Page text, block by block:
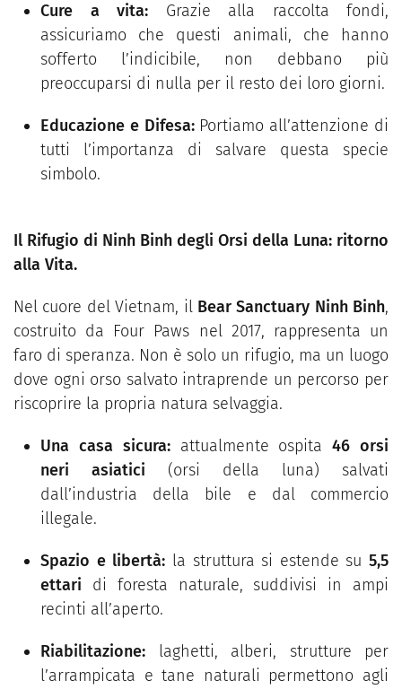
Cure a vita: Grazie alla raccolta fondi,
assicuriamo che questi animali, che hanno
sofferto l’indicibile, non debbano più
preoccuparsi di nulla per il resto dei loro giorni.
Educazione e Difesa:Portiamo all’attenzione di
tutti l’importanza di salvare questa specie
simbolo.
Il Rifugio di Ninh Binh degli Orsi della Luna: ritorno
alla Vita.
Nel cuore del Vietnam, il Bear Sanctuary Ninh Binh,
costruito da Four Paws nel 2017, rappresenta un
faro di speranza. Non è solo un rifugio, ma un luogo
dove ogni orso salvato intraprende un percorso per
riscoprire la propria natura selvaggia.
Una casa sicura:attualmente ospita46 orsi
neri asiatici (orsi della luna) salvati
dall’industria della bile e dal commercio
illegale.
Spazio e libertà: la struttura si estende su 5,5
ettari di foresta naturale, suddivisi in ampi
recinti all’aperto.
Riabilitazione: laghetti, alberi, strutture per
l’arrampicata e tane naturali permettono agli